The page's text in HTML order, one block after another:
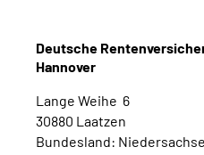
Deutsche
Hannover
Lange Weihe 6
30880 Laatzen
Bundesland: